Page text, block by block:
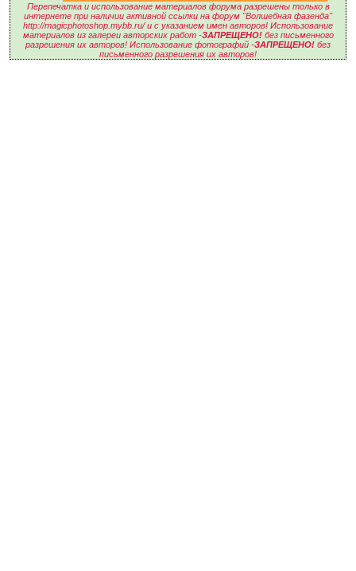
Перепечатка и использование материалов форума разрешены только в
интернете при наличии активной ссылки на форум "Волшебная фазенда"
http://magicphotoshop.mybb.ru/ и с указанием имен авторов! Использование
материалов из галереи авторских работ -ЗАПРЕЩЕНО!без письменного
разрешения их авторов! Использование фотографий -ЗАПРЕЩЕНО! без
письменного разрешения их авторов!